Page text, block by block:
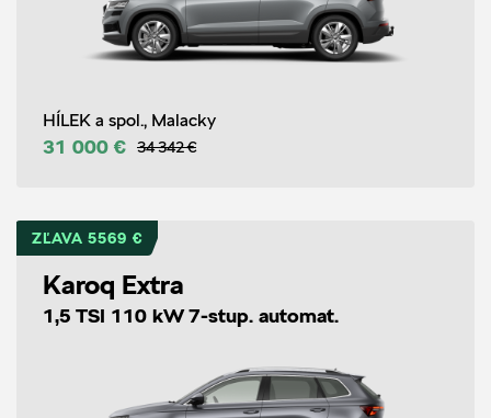
HÍLEK a spol., Malacky
31 000 € 34 342 €
ZĽAVA 5569 €
Karoq Extra
1,5 TSI 110 kW 7-stup. automat.